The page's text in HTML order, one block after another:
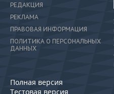
РЕДАКЦИЯ
РЕКЛАМА
ПРАВОВАЯ ИНФОРМАЦИЯ
ПОЛИТИКА О ПЕРСОНАЛЬНЫХ
ДАННЫХ
Полная версия
Тестовая версия